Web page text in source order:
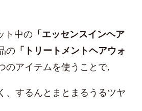
ト中の 「エッセンスインヘア
の 「トリートメントヘアウォ
のアイテムを使うことで,
、するんとまとまるうるツヤ